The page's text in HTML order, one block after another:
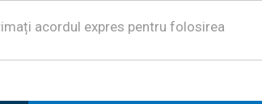
acordul expres pentru folosirea